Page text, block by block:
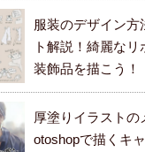
服装のデザイン方
ト解説！綺麗なリ
装飾品を描こう！
厚塗りイラスト
otoshopで描くキ